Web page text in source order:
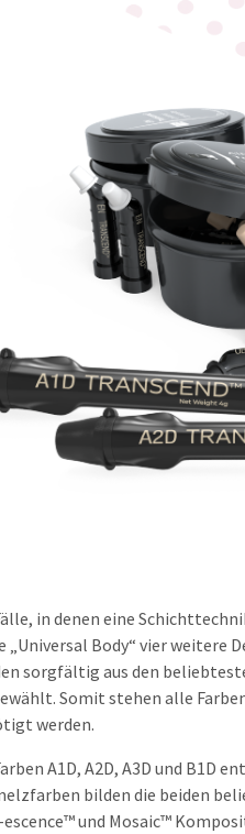
in denen eine
„Universal Body“ vier weitere
sorgfältig aus den
Somit stehen alle
werden.
A1D, A2D, A3D und B1D
bilden die beiden
und Mosaic™